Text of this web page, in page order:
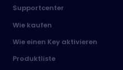
Supportcenter
Wie kaufen
Wie einen Key aktivieren
Produktliste